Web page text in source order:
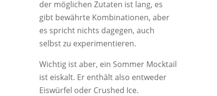
der möglichen Zutaten ist lang, es
gibt bewährte Kombinationen, aber
es spricht nichts dagegen, auch
selbst zu experimentieren.
Wichtig ist aber, ein Sommer Mocktail
ist eiskalt. Er enthält also entweder
Eiswürfel oder Crushed Ice.